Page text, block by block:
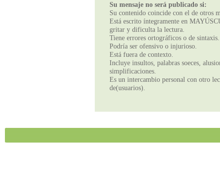
Su mensaje no será publicado si:
Su contenido coincide con el de otros
Está escrito íntegramente en
gritar y dificulta la lectura.
Tiene errores ortográficos o de sintaxis.
Podría ser ofensivo o injurioso.
Está fuera de contexto.
Incluye insultos, palabras soeces,
simplificaciones.
Es un intercambio personal con otro
de(usuarios).